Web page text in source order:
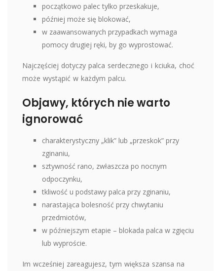
początkowo palec tylko przeskakuje,
później może się blokować,
w zaawansowanych przypadkach wymaga
pomocy drugiej ręki, by go wyprostować.
Najczęściej dotyczy palca serdecznego i kciuka, choć
może wystąpić w każdym palcu.
Objawy, których nie warto
ignorować
charakterystyczny „klik” lub „przeskok” przy
zginaniu,
sztywność rano, zwłaszcza po nocnym
odpoczynku,
tkliwość u podstawy palca przy zginaniu,
narastająca bolesność przy chwytaniu
przedmiotów,
w późniejszym etapie – blokada palca w zgięciu
lub wyproście.
Im wcześniej zareagujesz, tym większa szansa na